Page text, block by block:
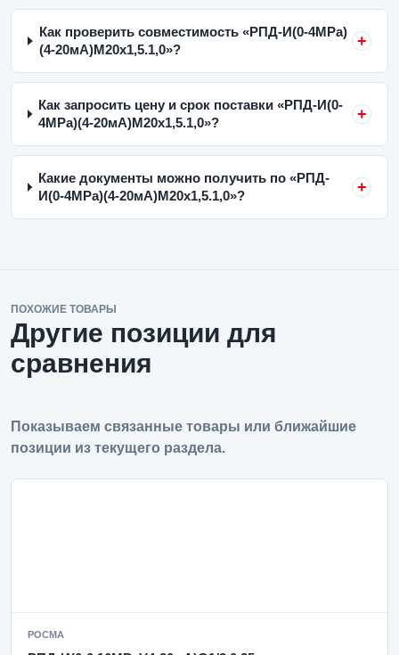
Как проверить совместимость «РПД-И(0-4MPa)
(4-20мА)M20x1,5.1,0»?
Как запросить цену и срок поставки «РПД-И(0-
4MPa)(4-20мА)M20x1,5.1,0»?
Какие документы можно получить по «РПД-
И(0-4MPa)(4-20мА)M20x1,5.1,0»?
ПОХОЖИЕ ТОВАРЫ
Другие позиции для
сравнения
Показываем связанные товары или ближайшие
позиции из текущего раздела.
РОСМА